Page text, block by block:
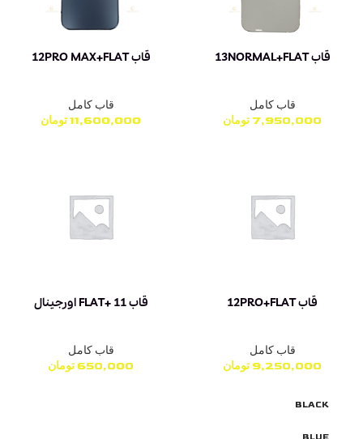
قاب 13NORMAL+FLAT
قاب کامل
7,950,000 تومان
قاب 12PRO MAX+FLAT
قاب کامل
11,600,000تومان
قاب 12PRO+FLAT
قاب کامل
9,250,000 تومان
قاب 11 +FLAT اورجینال
قاب کامل
650,000 تومان
BLACK